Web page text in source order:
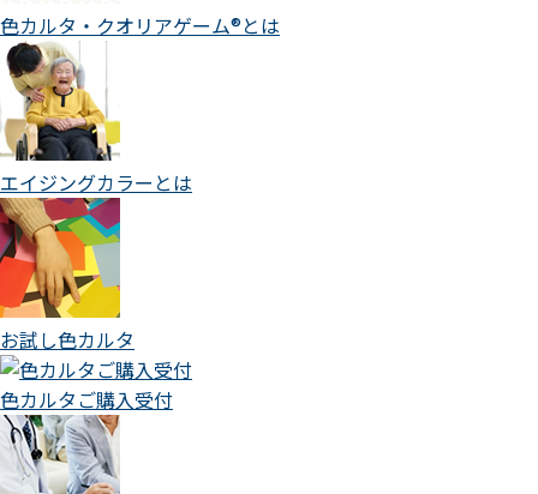
色カルタ・クオリアゲーム®とは
エイジングカラーとは
お試し色カルタ
色カルタご購入受付